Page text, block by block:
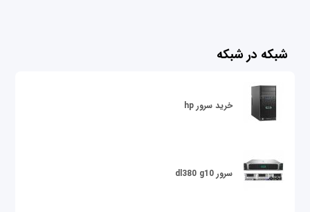
شبکه در شبکه
خرید سرور hp
سرور dl380 g10